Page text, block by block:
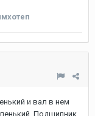
и вал в нем
Подшипник